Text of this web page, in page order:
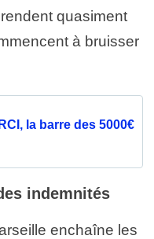
quasiment
à bruisser
la barre des 5000€
indemnités
enchaîne les